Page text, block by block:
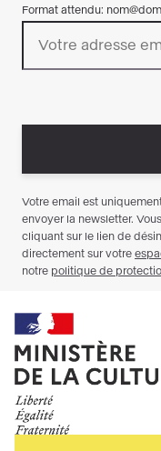
Ministère
de
la